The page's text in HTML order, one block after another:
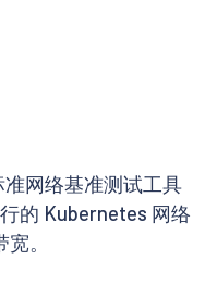
网络基准测试工具
的 Kubernetes 网络
。